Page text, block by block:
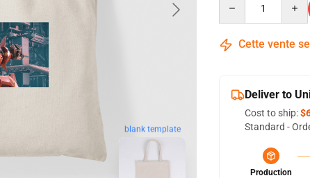
blank template
Cette vente
Deliver to
Cost to ship:
Standard -
Production